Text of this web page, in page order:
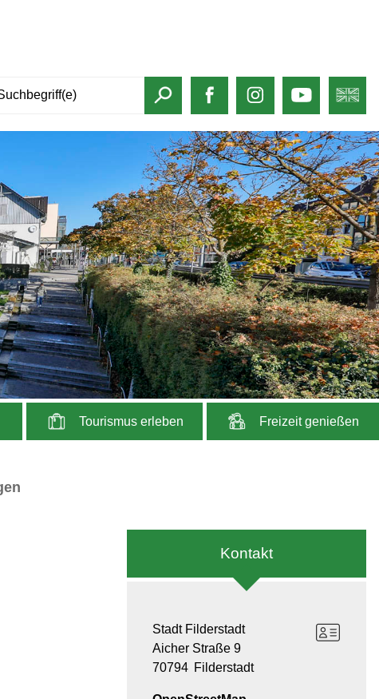
Tourismus erleben Freizeit genießen
Kontakt
Stadt Filderstadt
Aicher Straße 9
70794 Filderstadt